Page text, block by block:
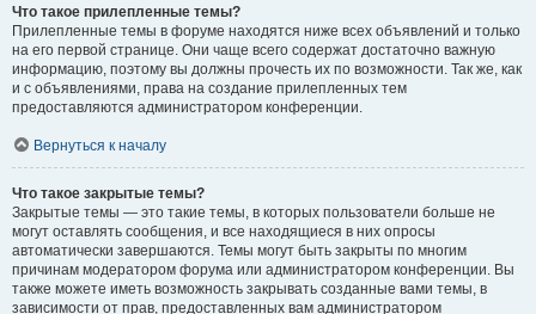
Что такое прилепленные темы?
Прилепленные темы в форуме находятся ниже всех объявлений и только
на его первой странице. Они чаще всего содержат достаточно важную
информацию, поэтому вы должны прочесть их по возможности. Так же, как
и с объявлениями, права на создание прилепленных тем
предоставляются администратором конференции.
Вернуться к началу
Что такое закрытые темы?
Закрытые темы — это такие темы, в которых пользователи больше не
могут оставлять сообщения, и все находящиеся в них опросы
автоматически завершаются. Темы могут быть закрыты по многим
причинам модератором форума или администратором конференции. Вы
также можете иметь возможность закрывать созданные вами темы, в
зависимости от прав, предоставленных вам администратором